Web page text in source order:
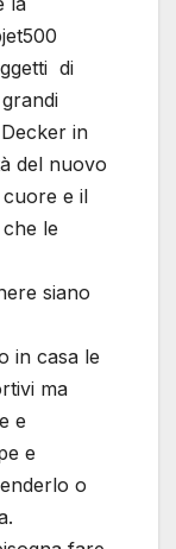
di
in
del nuovo
e il
le
siano
in casa le
ma
e
e
o